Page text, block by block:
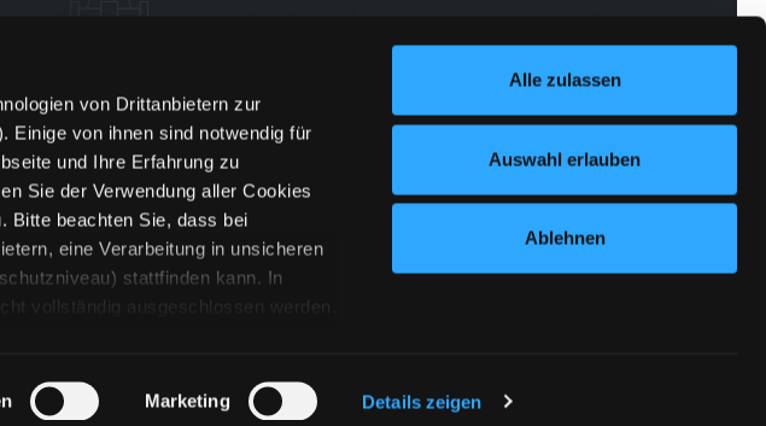
von Drittanbietern zur
Einige von ihnen sind notwendig für
und Ihre Erfahrung zu
Sie der Verwendung aller Cookies
Bitte beachten Sie, dass bei
eine Verarbeitung in unsicheren
stattfinden kann. In
vollständig ausgeschlossen werden.
von Cookies und ähnlichen
Marketing Details zeigen
Alle zulassen
Auswahl erlauben
Ablehnen
Newsletter abonnieren
und keine Veranstaltung verpassen
jetzt abonnieren